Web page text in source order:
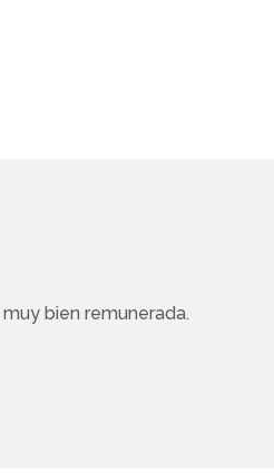
bien remunerada.